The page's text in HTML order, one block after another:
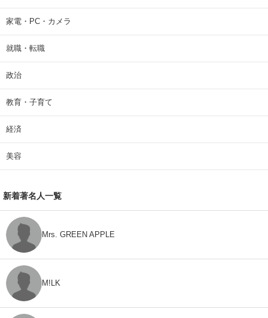
家電・PC・カメラ
就職・転職
政治
教育・子育て
経済
美容
新着著名人一覧
Mrs. GREEN APPLE
M!LK